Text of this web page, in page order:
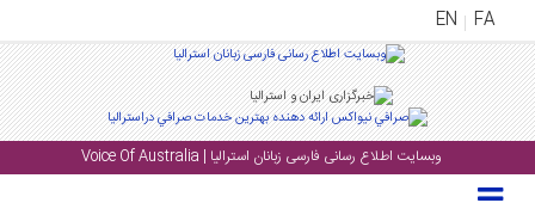
FA
EN
وبسایت اطلاع رسانی فارسی زبانان استرالیا | Voice Of Australia
منوی
اصلی